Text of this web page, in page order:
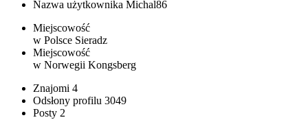
Nazwa użytkownika Michal86
Miejscowość
w Polsce Sieradz
Miejscowość
w Norwegii Kongsberg
Znajomi 4
Odsłony profilu 3049
Posty 2